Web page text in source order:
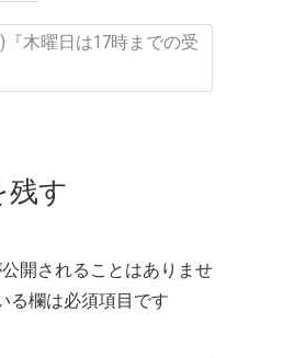
木曜日は17時までの受
残す
開されることはありませ
る欄は必須項目です